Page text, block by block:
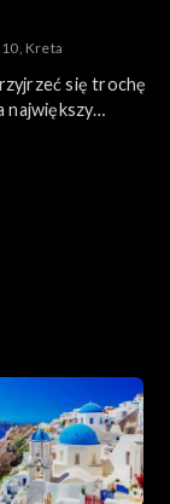
Kreta
się trochę
największy